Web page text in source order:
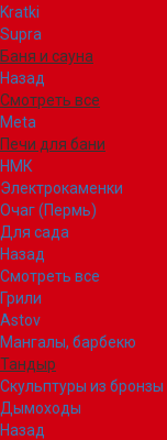
Kratki
Supra
Баня и сауна
Назад
Смотреть все
Meta
Печи для бани
НМК
Электрокаменки
Очаг (Пермь)
Для сада
Назад
Смотреть все
Грили
Astov
Мангалы, барбекю
Тандыр
Скульптуры из бронзы
Дымоходы
Назад